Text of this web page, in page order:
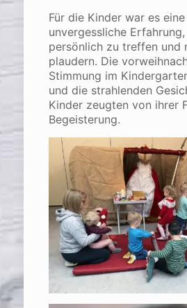
Für die Kinder war es eine
unvergessliche
persönlich zu treffen und
plaudern. Die
Stimmung im
und die strahlenden
Kinder zeugten von ihrer
Begeisterung.